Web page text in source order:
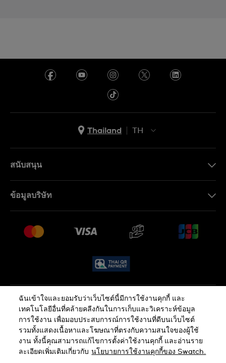
Thailand
TH
สนับสนุน
คำถามที่พบบ่อย (FAQ)
เงื่อนไขหลังการขาย
ข้อมูลบริษัท
งาน
นโยบายความเป็นส่วนตัว นโยบายคุกกี้
ข้อกำหนดและเงื่อนไข
ฉันเข้าใจและยอมรับว่าเว็บไซต์นี้มีการใช้งานคุกกี้ และ
เทคโนโลยีอื่นที่คล้ายคลีงกันในการเก็บและวิเคราะห์ข้อมูล
การใช้งาน เพื่อมอบประสบการณ์การใช้งานที่ดีบนเว็บไซต์
รวมทั้งแสดงเนื้อหาและโฆษณาที่ตรงกับความสนใจของผู้ใช้
งาน ทั้งนี้คุณสามารถแก้ไขการตั้งค่าใช้งานคุกกี้ และอ่านราย
ละเอียดเพิ่มเติมเกี่ยวกับ นโยบายการใช้งานคุกกี้ของ Swatch.